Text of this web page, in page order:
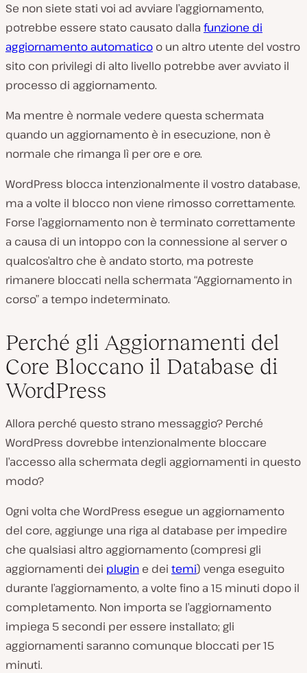
Se non siete stati voi ad avviare l’aggiornamento,
potrebbe essere stato causato dalla funzione di
aggiornamento automatico o un altro utente del vostro
sito con privilegi di alto livello potrebbe aver avviato il
processo di aggiornamento.
Ma mentre è normale vedere questa schermata
quando un aggiornamento è in esecuzione, non è
normale che rimanga lì per ore e ore.
WordPress blocca intenzionalmente il vostro database,
ma a volte il blocco non viene rimosso correttamente.
Forse l’aggiornamento non è terminato correttamente
a causa di un intoppo con la connessione al server o
qualcos’altro che è andato storto, ma potreste
rimanere bloccati nella schermata “Aggiornamento in
corso” a tempo indeterminato.
Perché gli Aggiornamenti del
Core Bloccano il Database di
WordPress
Allora perché questo strano messaggio? Perché
WordPress dovrebbe intenzionalmente bloccare
l’accesso alla schermata degli aggiornamenti in questo
modo?
Ogni volta che WordPress esegue un aggiornamento
del core, aggiunge una riga al database per impedire
che qualsiasi altro aggiornamento (compresi gli
aggiornamenti dei plugin e dei temi) venga eseguito
durante l’aggiornamento, a volte fino a 15 minuti dopo il
completamento. Non importa se l’aggiornamento
impiega 5 secondi per essere installato; gli
aggiornamenti saranno comunque bloccati per 15
minuti.